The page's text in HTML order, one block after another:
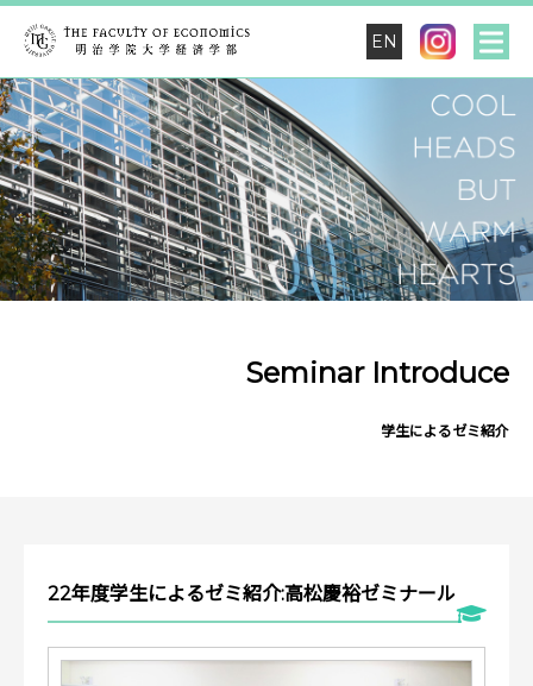
EN
Seminar Introduce
学生によるゼミ紹介
22年度学生によるゼミ紹介:高松慶裕ゼミナール